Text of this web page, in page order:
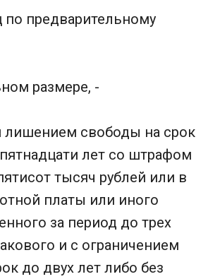
по предварительному
размере, -
лишением свободы на срок
лет со штрафом
тысяч рублей или в
платы или иного
за период до трех
и с ограничением
до двух лет либо без